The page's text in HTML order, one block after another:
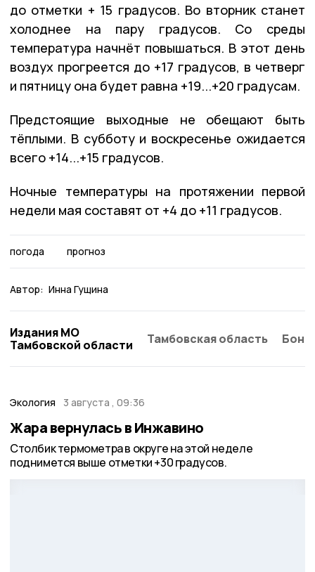
до отметки + 15 градусов. Во вторник станет
холоднее на пару градусов. Со среды
температура начнёт повышаться. В этот день
воздух прогреется до +17 градусов, в четверг
и пятницу она будет равна +19...+20 градусам.
Предстоящие выходные не обещают быть
тёплыми. В субботу и воскресенье ожидается
всего +14...+15 градусов.
Ночные температуры на протяжении первой
недели мая составят от +4 до +11 градусов.
погода прогноз
Автор: Инна Гущина
Издания МО
Тамбовской области
Тамбовская область
Экология 3 августа , 09:36
Жара вернулась в Инжавино
Столбик термометра в округе на этой неделе
поднимется выше отметки +30 градусов.